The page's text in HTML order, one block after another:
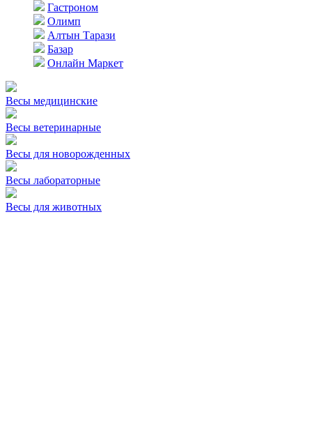
Гастроном
Олимп
Алтын Тарази
Базар
Онлайн Маркет
Весы медицинские
Весы ветеринарные
Весы для новорожденных
Весы лабораторные
Весы для животных